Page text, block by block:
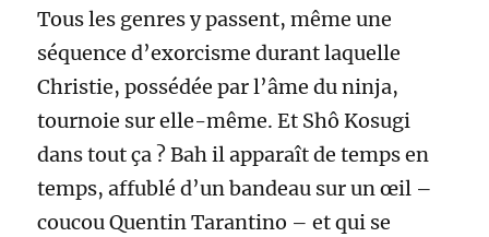
Tous les genres y passent, même une
séquence d’exorcisme durant laquelle
Christie, possédée par l’âme du ninja,
tournoie sur elle-même. Et Shô Kosugi
dans tout ça ? Bah il apparaît de temps en
temps, affublé d’un bandeau sur un œil –
coucou Quentin Tarantino – et qui se